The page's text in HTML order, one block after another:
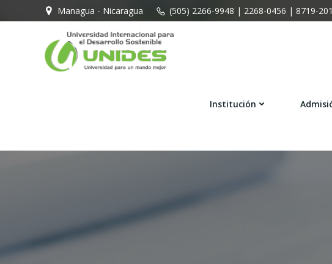
al
Managua - Nicaragua (505) 2266-9948 | 2268-0456 | 8719-
Institución